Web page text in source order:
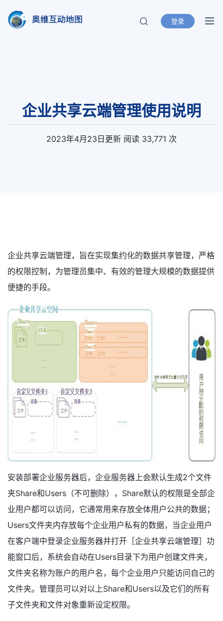
奥维互动地图
北京元生华网软件有限公司 400-893-
登录
企业共享云端管理使用说明
2023年4月23日 更新 阅读 33,771 次
企业共享云端管理，旨在实现集约化的数据共享管理，严格
的权限控制，为管理员集中、有效的管理大规模的数据提供
便捷的手段。
安装部署企业服务器后，企业服务器上会默认生成2个文件
夹Share和Users（不可删除），Share默认的权限是全部企
业用户都可以访问，它通常用来存放全体用户公共的数据；
Users文件夹内存放每个企业用户私有的数据，当企业用户
在客户端中登录企业服务器并打开［企业共享云端管理］功
能窗口后，系统会自动在Users目录下为用户创建文件夹，
文件夹名称为账户的用户名，每个企业用户只能访问自己的
文件夹。管理员可以对以上Share和Users以及它们的所有
子文件夹和文件对象重新设定权限。